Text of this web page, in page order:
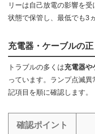
リーは自己放電の影響を
状態で保管し、最低でも3
充電器・ケーブルの
トラブルの多くは充電器や
っています。ランプ点滅
記項目を順に確認します。
確認ポイント